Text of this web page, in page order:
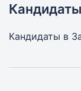
Кандидаты в